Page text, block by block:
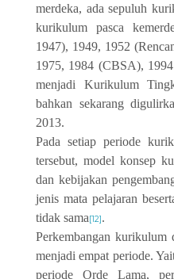
merdeka, ada sepuluh
kurikulum pasca
1947), 1949, 1952
1975, 1984 (CBSA),
menjadi Kurikulum
bahkan sekarang
2013.
Pada setiap periode
tersebut, model konsep
dan kebijakan
jenis mata pelajaran
tidak sama[12].
Perkembangan kurikulum
menjadi empat periode.
periode Orde Lama,